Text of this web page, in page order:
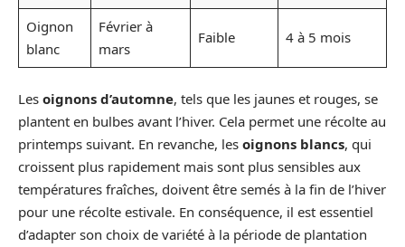
Oignon
blanc
Février à
mars
Faible 4 à 5 mois
Les oignons d’automne, tels que les jaunes et rouges, se
plantent en bulbes avant l’hiver. Cela permet une récolte au
printemps suivant. En revanche, les oignons blancs, qui
croissent plus rapidement mais sont plus sensibles aux
températures fraîches, doivent être semés à la fin de l’hiver
pour une récolte estivale. En conséquence, il est essentiel
d’adapter son choix de variété à la période de plantation